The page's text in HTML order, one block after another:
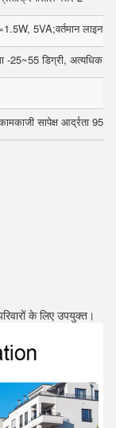
5VA;वर्तमान लाइन:
-25~55 डिग्री, अत्यधिक
सापेक्ष आर्द्रता 95%
के लिए उपयुक्त।